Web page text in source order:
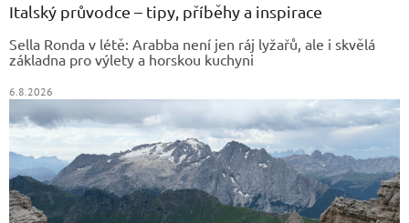
Italský průvodce – tipy, příběhy a inspirace
Sella Ronda v létě: Arabba není jen ráj lyžařů, ale i skvělá
základna pro výlety a horskou kuchyni
6.8.2026